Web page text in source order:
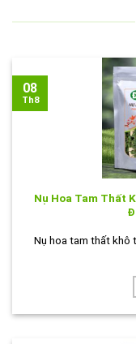
Nụ Hoa Tam Thất
Nụ hoa tam thất khô
08
Th8